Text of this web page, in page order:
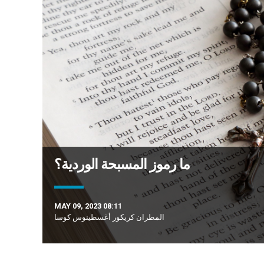
ما رموز المسبحة الوردية؟
MAY 09, 2023 08:11
المطران كريكور أغسطينوس كوسا